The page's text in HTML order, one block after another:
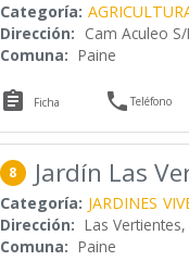
Categoría:
Dirección: Cam Aculeo
Comuna: Paine
 Ficha Teléfono
8 Jardín Las
Categoría: JARDINES
Dirección: Las
Comuna: Paine